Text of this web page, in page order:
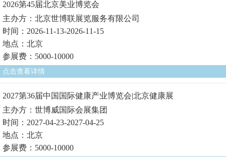
2026第45届北京美业博览会
主办方：北京世博联展览服务有限公司
时间：2026-11-13-2026-11-15
地点：北京
参展费：5000-10000
点击查看详情
2027第36届中国国际健康产业博览会|北京健康展
主办方：世博威国际会展集团
时间：2027-04-23-2027-04-25
地点：北京
参展费：5000-10000